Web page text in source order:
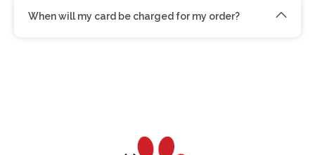
When will my card be charged for my order?